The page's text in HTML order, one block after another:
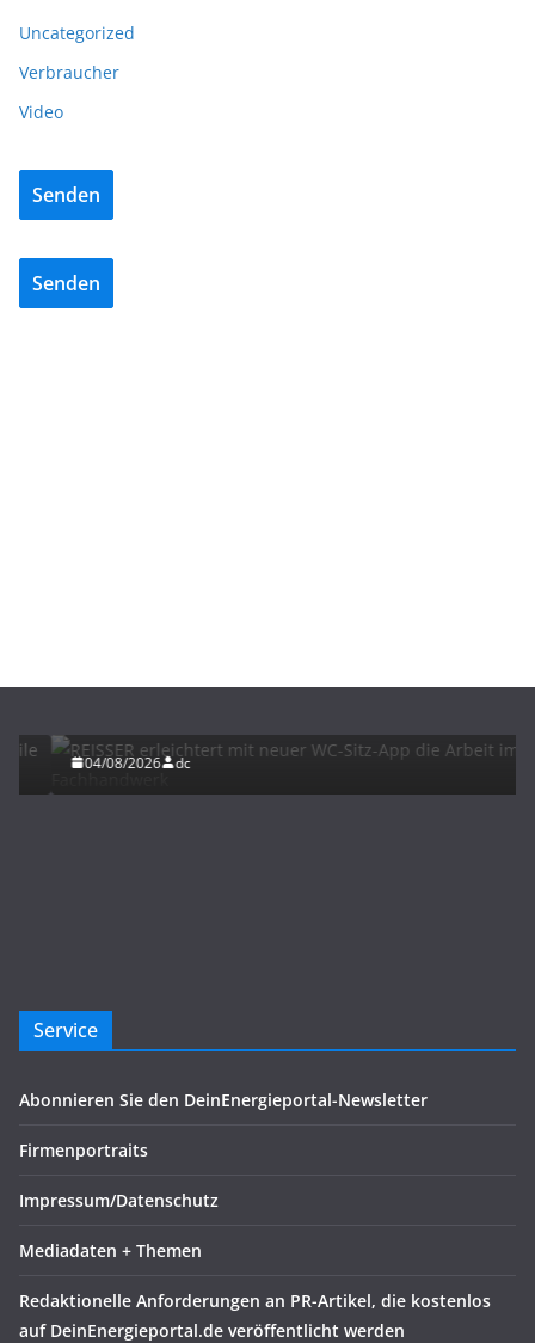
Uncategorized
Verbraucher
Video
Senden
Senden
04/08/2026 dc
Service
Abonnieren Sie den DeinEnergieportal-Newsletter
Firmenportraits
Impressum/Datenschutz
Mediadaten + Themen
Redaktionelle Anforderungen an PR-Artikel, die kostenlos
auf DeinEnergieportal.de veröffentlicht werden